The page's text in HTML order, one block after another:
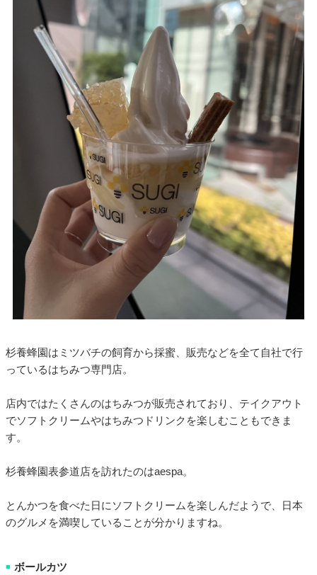
杉養蜂園はミツバチの飼育から採蜜、販売などを全て自社で行
っているはちみつ専門店。
店内ではたくさんのはちみつが販売されており、テイクアウト
でソフトクリームやはちみつドリンクを楽しむこともできま
す。
杉養蜂園表参道店を訪れたのはaespa。
とんかつを食べた日にソフトクリームを楽しんだようで、日本
のグルメを満喫していることが分かりますね。
■ ボールカツ